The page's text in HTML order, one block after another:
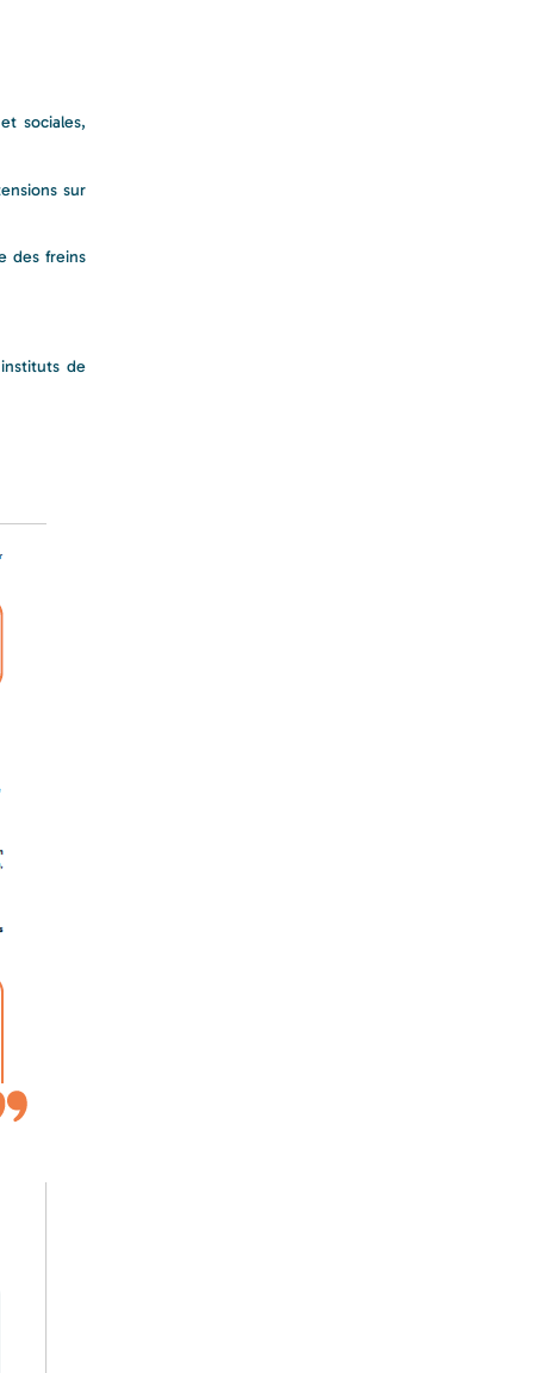
sociales,
sur
des freins
de